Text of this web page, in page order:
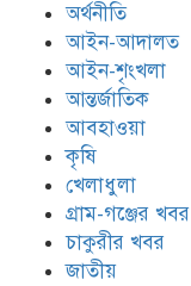
অর্থনীতি
আইন-আদালত
আইন-শৃংখলা
আন্তর্জাতিক
আবহাওয়া
কৃষি
খেলাধুলা
গ্রাম-গঞ্জের খবর
চাকুরীর খবর
জাতীয়